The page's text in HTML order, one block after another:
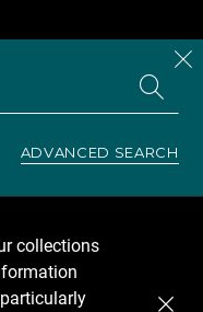
ADVANCED SEARCH
collections